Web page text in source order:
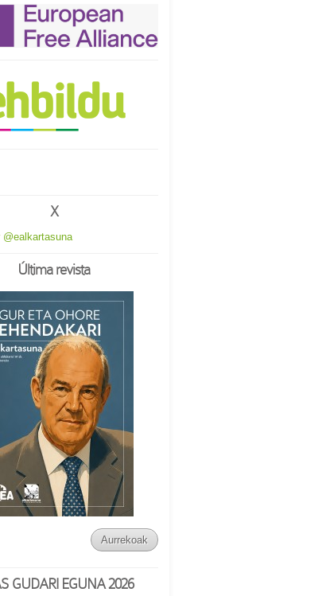
X
@ealkartasuna
Última revista
Aurrekoak
GUDARI EGUNA 2026